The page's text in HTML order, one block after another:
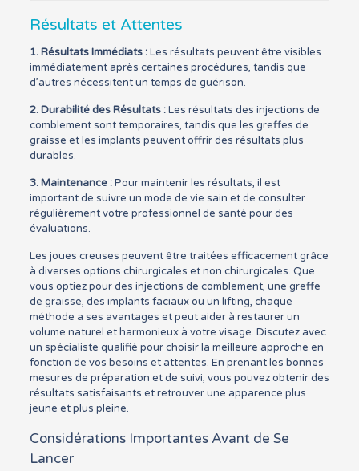
Résultats et Attentes
1.Résultats Immédiats :Les résultats peuvent être visibles
immédiatement après certaines procédures, tandis que
d’autres nécessitent un temps de guérison.
2.Durabilité des Résultats :Les résultats des injections de
comblement sont temporaires, tandis que les greffes de
graisse et les implants peuvent offrir des résultats plus
durables.
3.Maintenance :Pour maintenir les résultats, il est
important de suivre un mode de vie sain et de consulter
régulièrement votre professionnel de santé pour des
évaluations.
Les joues creuses peuvent être traitées efficacement grâce
à diverses options chirurgicales et non chirurgicales. Que
vous optiez pour des injections de comblement, une greffe
de graisse, des implants faciaux ou un lifting, chaque
méthode a ses avantages et peut aider à restaurer un
volume naturel et harmonieux à votre visage. Discutez avec
un spécialiste qualifié pour choisir la meilleure approche en
fonction de vos besoins et attentes. En prenant les bonnes
mesures de préparation et de suivi, vous pouvez obtenir des
résultats satisfaisants et retrouver une apparence plus
jeune et plus pleine.
Considérations Importantes Avant de Se
Lancer